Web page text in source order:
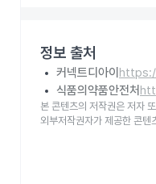
정보 출처
커넥트디아이
식품의약품안전처
본 콘텐츠의 저작권은 저자
외부저작권자가 제공한 콘텐